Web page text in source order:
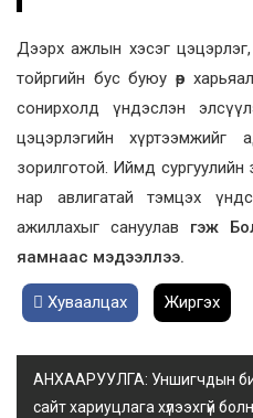
Дээрх ажлын хэсэг
тойргийн бус буюу өөр
сонирхолд үндэслэн
цэцэрлэгийн
зорилготой. Иймд сургуулийн
нар авлигатай тэмцэх
ажиллахыг сануулав гэж
яамнаас мэдээллээ.
Хуваалцах Жиргэх
АНХААРУУЛГА: Уншигчдын
сайт хариуцлага хүлээхгүй